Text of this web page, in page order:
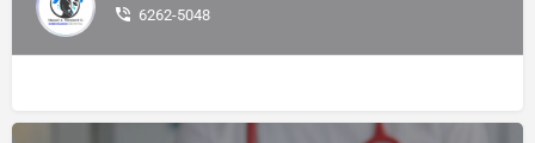
6262-5048